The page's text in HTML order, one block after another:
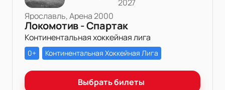
2027
Ярославль, Арена 2000
Локомотив - Спартак
Континентальная хоккейная лига
0+ Континентальная Хоккейная Лига
Выбрать билеты